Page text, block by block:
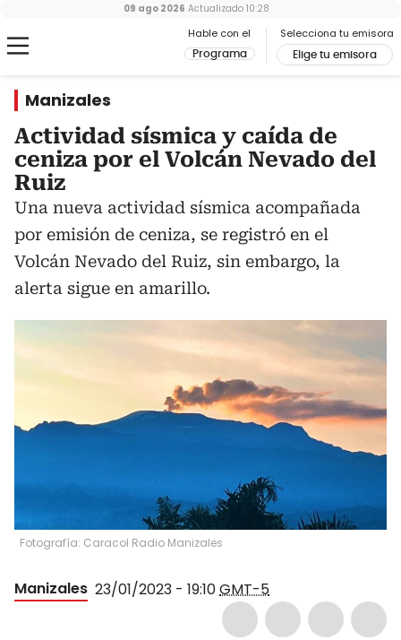
Hable con el
Programa
Selecciona tu emisora
Elige tu emisora
09 ago 2026 Actualizado 10:28
Manizales
Actividad sísmica y caída de
ceniza por el Volcán Nevado del
Ruiz
Una nueva actividad sísmica acompañada
por emisión de ceniza, se registró en el
Volcán Nevado del Ruiz, sin embargo, la
alerta sigue en amarillo.
Fotografía: Caracol Radio Manizales
Manizales 23/01/2023 - 19:10GMT-5